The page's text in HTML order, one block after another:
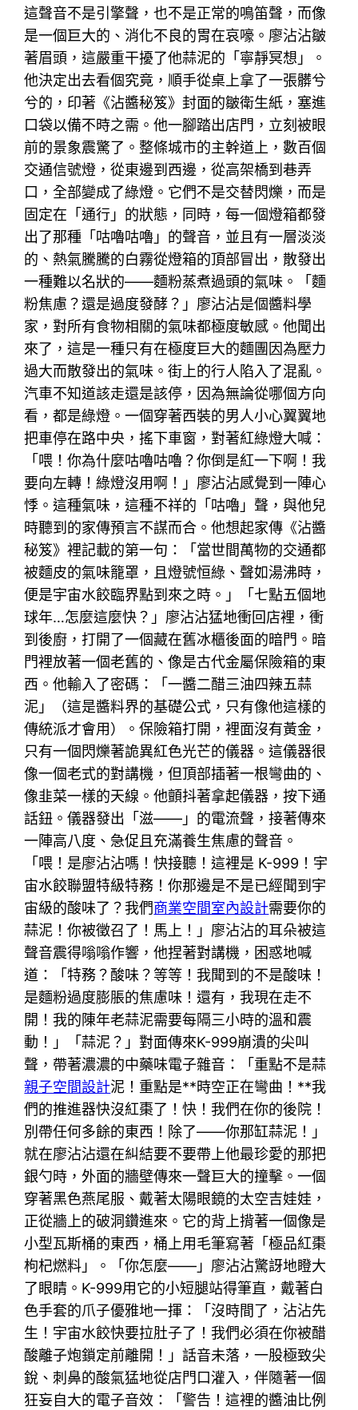
這聲音不是引擎聲，也不是正常的鳴笛聲，而像
是一個巨大的、消化不良的胃在哀嚎。廖沾沾皺
著眉頭，這嚴重干擾了他蒜泥的「寧靜冥想」。
他決定出去看個究竟，順手從桌上拿了一張髒兮
兮的，印著《沾醬秘笈》封面的皺衛生紙，塞進
口袋以備不時之需。他一腳踏出店門，立刻被眼
前的景象震驚了。整條城市的主幹道上，數百個
交通信號燈，從東邊到西邊，從高架橋到巷弄
口，全部變成了綠燈。它們不是交替閃爍，而是
固定在「通行」的狀態，同時，每一個燈箱都發
出了那種「咕嚕咕嚕」的聲音，並且有一層淡淡
的、熱氣騰騰的白霧從燈箱的頂部冒出，散發出
一種難以名狀的——麵粉蒸煮過頭的氣味。「麵
粉焦慮？還是過度發酵？」廖沾沾是個醬料學
家，對所有食物相關的氣味都極度敏感。他聞出
來了，這是一種只有在極度巨大的麵團因為壓力
過大而散發出的氣味。街上的行人陷入了混亂。
汽車不知道該走還是該停，因為無論從哪個方向
看，都是綠燈。一個穿著西裝的男人小心翼翼地
把車停在路中央，搖下車窗，對著紅綠燈大喊：
「喂！你為什麼咕嚕咕嚕？你倒是紅一下啊！我
要向左轉！綠燈沒用啊！」廖沾沾感覺到一陣心
悸。這種氣味，這種不祥的「咕嚕」聲，與他兒
時聽到的家傳預言不謀而合。他想起家傳《沾醬
秘笈》裡記載的第一句：「當世間萬物的交通都
被麵皮的氣味籠罩，且燈號恒綠、聲如湯沸時，
便是宇宙水餃臨界點到來之時。」「七點五個地
球年…怎麼這麼快？」廖沾沾猛地衝回店裡，衝
到後廚，打開了一個藏在舊冰櫃後面的暗門。暗
門裡放著一個老舊的、像是古代金屬保險箱的東
西。他輸入了密碼：「一醬二醋三油四辣五蒜
泥」（這是醬料界的基礎公式，只有像他這樣的
傳統派才會用）。保險箱打開，裡面沒有黃金，
只有一個閃爍著詭異紅色光芒的儀器。這儀器很
像一個老式的對講機，但頂部插著一根彎曲的、
像韭菜一樣的天線。他顫抖著拿起儀器，按下通
話鈕。儀器發出「滋——」的電流聲，接著傳來
一陣高八度、急促且充滿養生焦慮的聲音。
「喂！是廖沾沾嗎！快接聽！這裡是 K-999！宇
宙水餃聯盟特級特務！你那邊是不是已經聞到宇
宙級的酸味了？我們商業空間室內設計需要你的
蒜泥！你被徵召了！馬上！」廖沾沾的耳朵被這
聲音震得嗡嗡作響，他捏著對講機，困惑地喊
道：「特務？酸味？等等！我聞到的不是酸味！
是麵粉過度膨脹的焦慮味！還有，我現在走不
開！我的陳年老蒜泥需要每隔三小時的溫和震
動！」「蒜泥？」對面傳來K-999崩潰的尖叫
聲，帶著濃濃的中藥味電子雜音：「重點不是蒜
親子空間設計泥！重點是**時空正在彎曲！**我
們的推進器快沒紅棗了！快！我們在你的後院！
別帶任何多餘的東西！除了——你那缸蒜泥！」
就在廖沾沾還在糾結要不要帶上他最珍愛的那把
銀勺時，外面的牆壁傳來一聲巨大的撞擊。一個
穿著黑色燕尾服、戴著太陽眼鏡的太空吉娃娃，
正從牆上的破洞鑽進來。它的背上揹著一個像是
小型瓦斯桶的東西，桶上用毛筆寫著「極品紅棗
枸杞燃料」。「你怎麼——」廖沾沾驚訝地瞪大
了眼睛。K-999用它的小短腿站得筆直，戴著白
色手套的爪子優雅地一揮：「沒時間了，沾沾先
生！宇宙水餃快要拉肚子了！我們必須在你被醋
酸離子炮鎖定前離開！」話音未落，一股極致尖
銳、刺鼻的酸氣猛地從店門口灌入，伴隨著一個
狂妄自大的電子音效：「警告！這裡的醬油比例